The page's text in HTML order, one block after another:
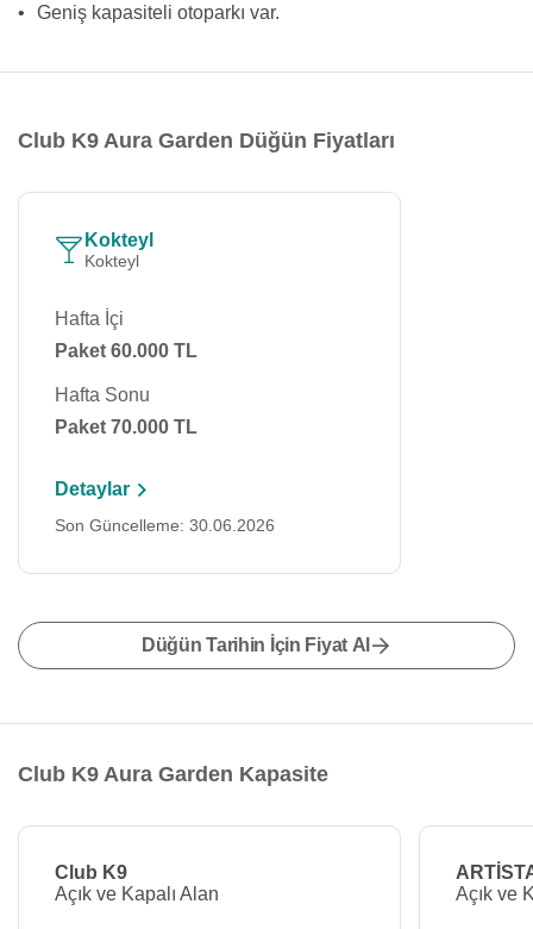
•
Geniş kapasiteli otoparkı var.
Club K9 Aura Garden Düğün Fiyatları
Kokteyl
Kokteyl
Hafta İçi
Paket 60.000 TL
Hafta Sonu
Paket 70.000 TL
Detaylar
Son Güncelleme: 30.06.2026
Düğün Tarihin İçin Fiyat Al
Club K9 Aura Garden Kapasite
Club K9
Açık ve Kapalı Alan
Açık ve